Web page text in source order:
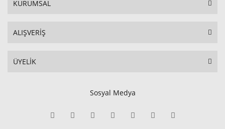
KURUMSAL
ALIŞVERİŞ
ÜYELİK
Sosyal Medya